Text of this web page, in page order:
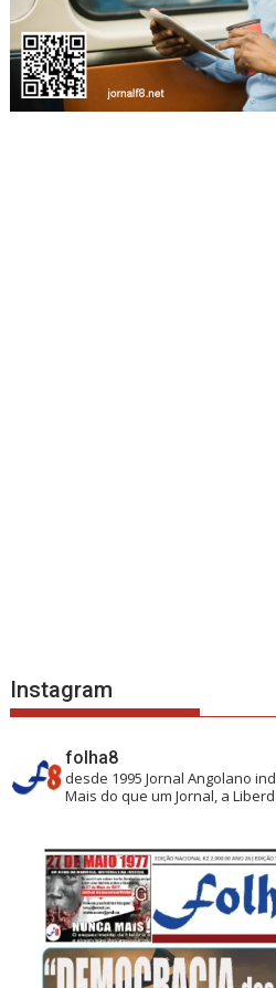
Instagram
folha8
desde 1995 Jornal Angolano
Mais do que um Jornal, a